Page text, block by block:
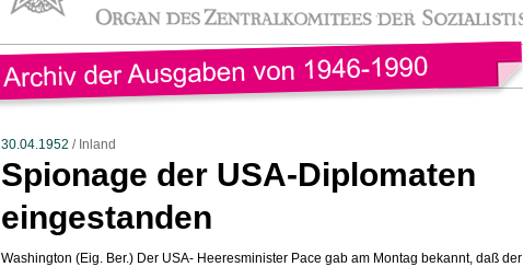
30.04.1952 / Inland
Spionage der USA-Diplomaten
eingestanden
Washington (Eig. Ber.) Der USA- Heeresminister Pace gab am Montag bekannt, daß der